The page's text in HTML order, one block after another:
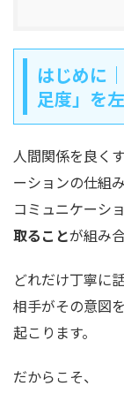
はじめに
足度」を
人間関係を良く
ーションの仕組
コミュニケーシ
取ることが組み
どれだけ丁寧に
相手がその意図
起こります。
だからこそ、